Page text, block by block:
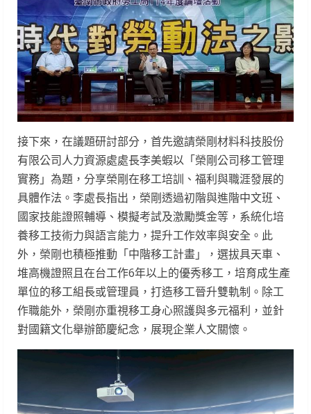
接下來，在議題研討部分，首先邀請榮剛材料科技股份
有限公司人力資源處處長李美蝦以「榮剛公司移工管理
實務」為題，分享榮剛在移工培訓、福利與職涯發展的
具體作法。李處長指出，榮剛透過初階與進階中文班、
國家技能證照輔導、模擬考試及激勵獎金等，系統化培
養移工技術力與語言能力，提升工作效率與安全。此
外，榮剛也積極推動「中階移工計畫」，選拔具天車、
堆高機證照且在台工作6年以上的優秀移工，培育成生產
單位的移工組長或管理員，打造移工晉升雙軌制。除工
作職能外，榮剛亦重視移工身心照護與多元福利，並針
對國籍文化舉辦節慶紀念，展現企業人文關懷。